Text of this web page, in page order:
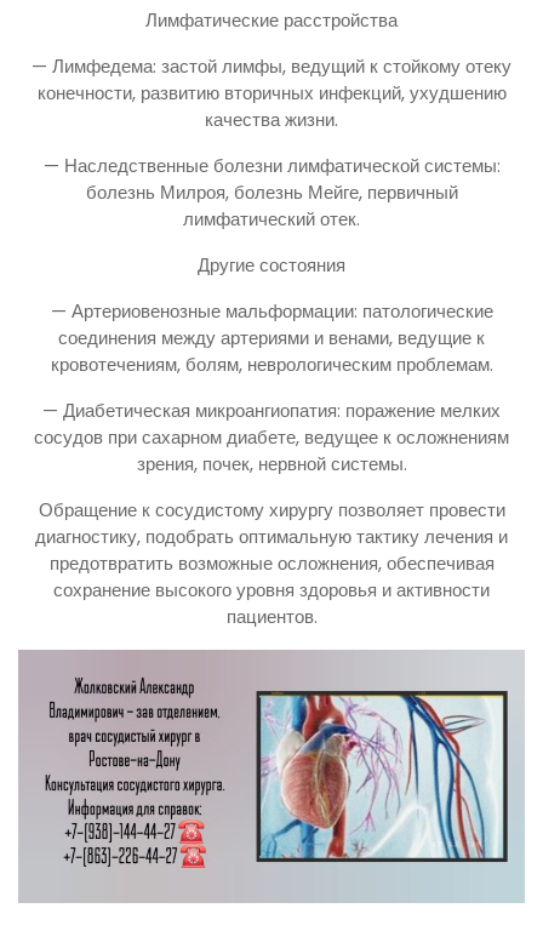
Лимфатические расстройства
— Лимфедема: застой лимфы, ведущий к стойкому отеку
конечности, развитию вторичных инфекций, ухудшению
качества жизни.
— Наследственные болезни лимфатической системы:
болезнь Милроя, болезнь Мейге, первичный
лимфатический отек.
Другие состояния
— Артериовенозные мальформации: патологические
соединения между артериями и венами, ведущие к
кровотечениям, болям, неврологическим проблемам.
— Диабетическая микроангиопатия: поражение мелких
сосудов при сахарном диабете, ведущее к осложнениям
зрения, почек, нервной системы.
Обращение к сосудистому хирургу позволяет провести
диагностику, подобрать оптимальную тактику лечения и
предотвратить возможные осложнения, обеспечивая
сохранение высокого уровня здоровья и активности
пациентов.